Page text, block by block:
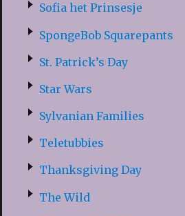
Sofia het Prinsesje
SpongeBob Squarepants
St. Patrick’s Day
Star Wars
Sylvanian Families
Teletubbies
Thanksgiving Day
The Wild